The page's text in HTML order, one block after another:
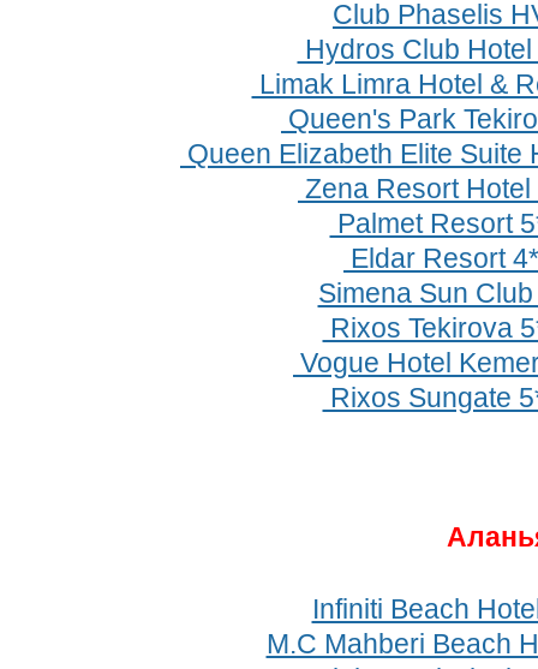
Club Phaselis
Hydros Club Hotel
Limak Limra Hotel &
Queen's Park
Queen Elizabeth Elite Suite
Zena Resort Hotel
Palmet Resort
Eldar Resort 4*
Simena Sun
Rixos Tekirova
Vogue Hotel
Rixos Sungate
Infiniti Beach
M.C Mahberi Beach